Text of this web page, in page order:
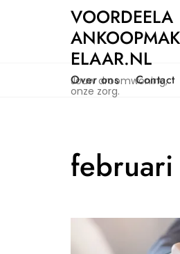
VOORDEELA
ANKOOPMAK
ELAAR.NL
Jouw droomwoning,
onze zorg.
Over ons Contact